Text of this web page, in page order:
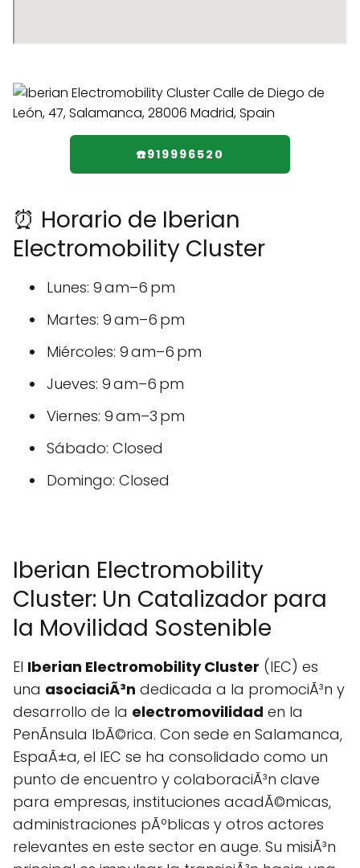
☎️919996520
⏰ Horario de Iberian
Electromobility Cluster
Lunes: 9 am–6 pm
Martes: 9 am–6 pm
Miércoles: 9 am–6 pm
Jueves: 9 am–6 pm
Viernes: 9 am–3 pm
Sábado: Closed
Domingo: Closed
Iberian Electromobility
Cluster: Un Catalizador para
la Movilidad Sostenible
El Iberian Electromobility Cluster (IEC) es
una asociaciÃ³n dedicada a la promociÃ³n y
desarrollo de la electromovilidad en la
PenÃ­nsula IbÃ©rica. Con sede en Salamanca,
EspaÃ±a, el IEC se ha consolidado como un
punto de encuentro y colaboraciÃ³n clave
para empresas, instituciones acadÃ©micas,
administraciones pÃºblicas y otros actores
relevantes en este sector en auge. Su misiÃ³n